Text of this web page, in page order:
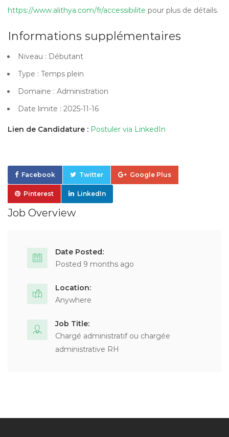
https://www.alithya.com/fr/accessibilite pour plus de détails.
Informations supplémentaires
Niveau : Débutant
Type : Temps plein
Domaine : Administration
Date limite : 2025-11-16
Lien de Candidature : Postuler via LinkedIn
Facebook Twitter Google Plus
Pinterest LinkedIn
Job Overview
Date Posted:
Posted 9 months ago
Location:
Anywhere
Job Title:
Chargé administratif ou chargée
administrative RH